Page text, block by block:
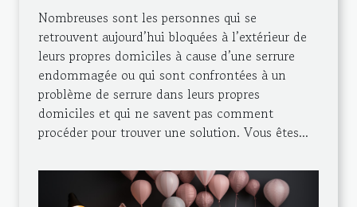
Nombreuses sont les personnes qui se
retrouvent aujourd’hui bloquées à l’extérieur de
leurs propres domiciles à cause d’une serrure
endommagée ou qui sont confrontées à un
problème de serrure dans leurs propres
domiciles et qui ne savent pas comment
procéder pour trouver une solution. Vous êtes...